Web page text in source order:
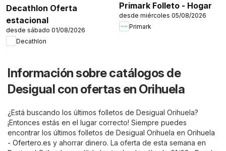
Decathlon Oferta
estacional
desde sábado 01/08/2026
Decathlon
Primark Folleto - Hogar
desde miércoles 05/08/2026
Primark
Información sobre catálogos de
Desigual con ofertas en Orihuela
¿Está buscando los últimos folletos de Desigual Orihuela?
¡Entonces estás en el lugar correcto! Siempre puedes
encontrar los últimos folletos de Desigual Orihuela en Orihuela
- Ofertero.es y ahorrar dinero. La oferta de esta semana en